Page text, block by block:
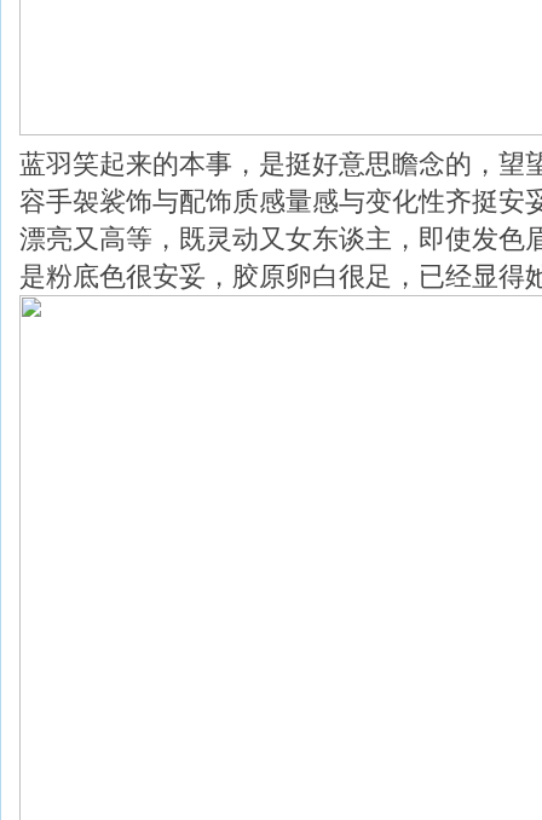
蓝羽笑起来的本事，是挺好意思瞻念的，望
容手袈裟饰与配饰质感量感与变化性齐挺安
漂亮又高等，既灵动又女东谈主，即使发色
是粉底色很安妥，胶原卵白很足，已经显得